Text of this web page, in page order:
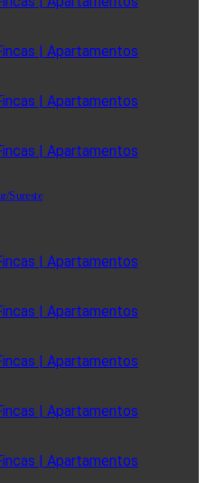
| Apartamentos
| Apartamentos
| Apartamentos
Sureste
| Apartamentos
| Apartamentos
| Apartamentos
| Apartamentos
| Apartamentos